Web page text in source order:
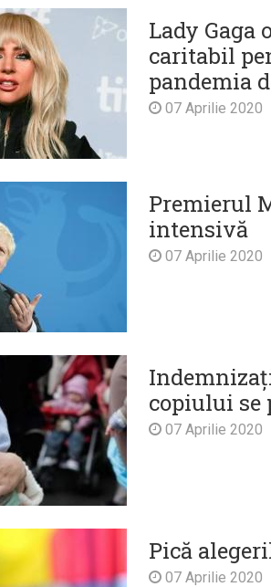
Lady Gaga
caritabil
pandemia
07 Aprilie 2020
Premierul
intensivă
07 Aprilie 2020
copiului se
07 Aprilie 2020
Pică
07 Aprilie 2020